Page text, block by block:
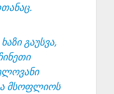
გაუსვა,
მსოფლიოს